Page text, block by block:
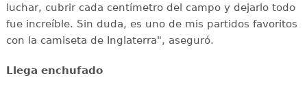
luchar, cubrir cada centímetro del campo y dejarlo todo
fue increíble. Sin duda, es uno de mis partidos favoritos
con la camiseta de Inglaterra", aseguró.
Llega enchufado